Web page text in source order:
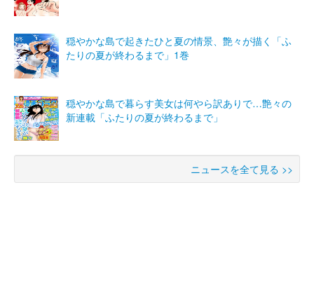
穏やかな島で起きたひと夏の情景、艶々が描く「ふ
たりの夏が終わるまで」1巻
穏やかな島で暮らす美女は何やら訳ありで…艶々の
新連載「ふたりの夏が終わるまで」
ニュースを全て見る >>